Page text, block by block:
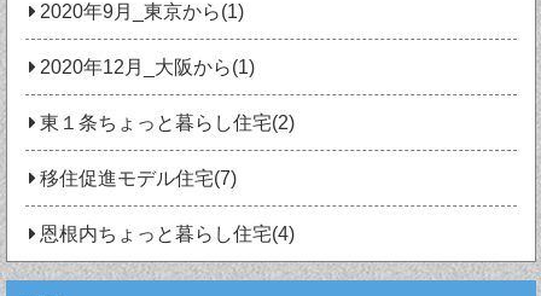
2020年9月_東京から(1)
2020年12月_大阪から(1)
東１条ちょっと暮らし住宅(2)
移住促進モデル住宅(7)
恩根内ちょっと暮らし住宅(4)